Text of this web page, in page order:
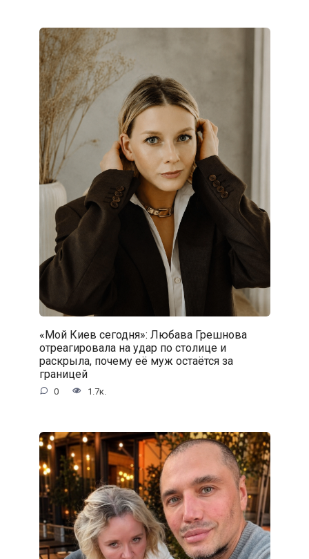
«Мой Киев сегодня»: Любава Грешнова
отреагировала на удар по столице и
раскрыла, почему её муж остаётся за
границей
0 1.7к.